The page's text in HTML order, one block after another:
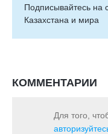
Подписывайтесь на
Казахстана и мира
КОММЕНТАРИИ
Для того,